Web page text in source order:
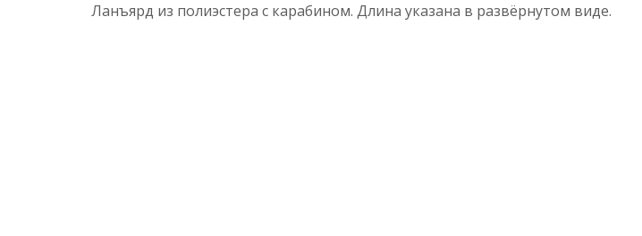
Ланъярд из полиэстера с карабином. Длина указана в развёрнутом виде.